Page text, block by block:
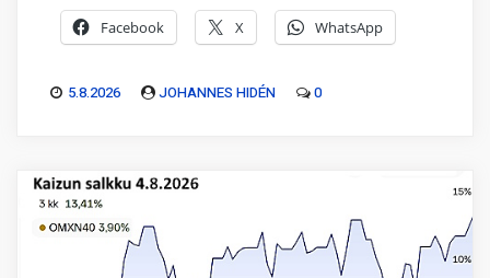
Facebook X WhatsApp
5.8.2026 JOHANNES HIDÉN 0